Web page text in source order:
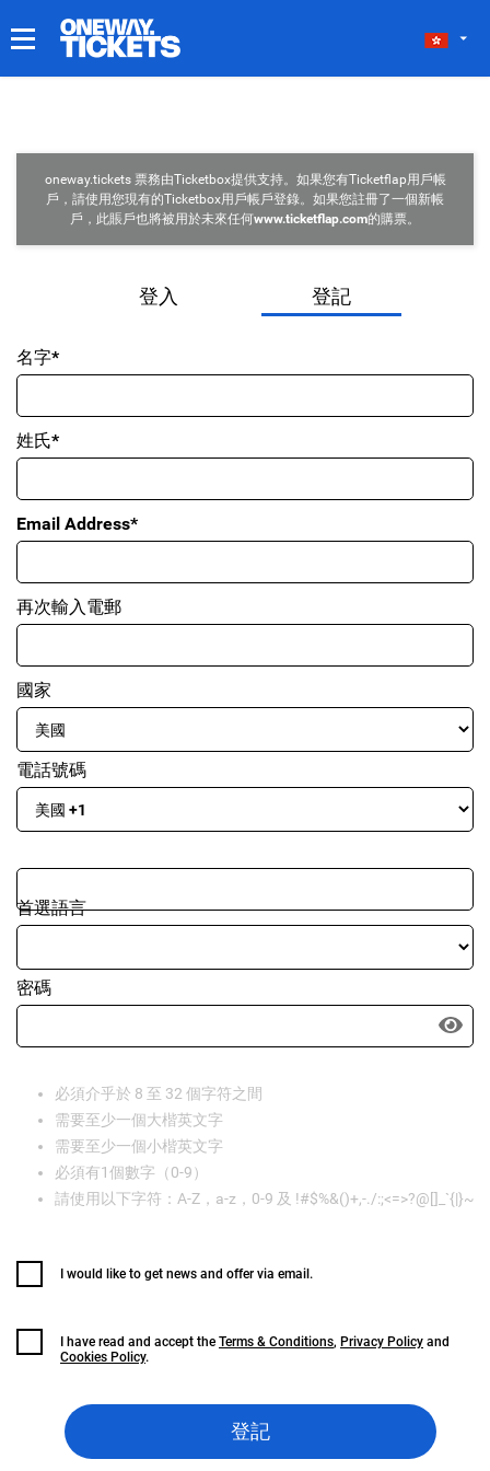
我的門票
oneway.tickets 票務由Ticketbox提供支持。如果您有Ticketflap用戶帳
戶，請使用您現有的Ticketbox用戶帳戶登錄。如果您註冊了一個新帳
戶，此賬戶也將被用於未來任何www.ticketflap.com的購票。
登入 登記
名字*
姓氏*
Email Address*
再次輸入電郵
國家
電話號碼
首選語言
密碼
必須介乎於 8 至 32 個字符之間
需要至少一個大楷英文字
需要至少一個小楷英文字
必須有1個數字（0-9）
請使用以下字符：A-Z，a-z，0-9 及 !#$%&()+,-./:;<=>?@[]_`{|}~
I would like to get news and offer via email.
I have read and accept the Terms & Conditions, Privacy Policy and
Cookies Policy.
登記